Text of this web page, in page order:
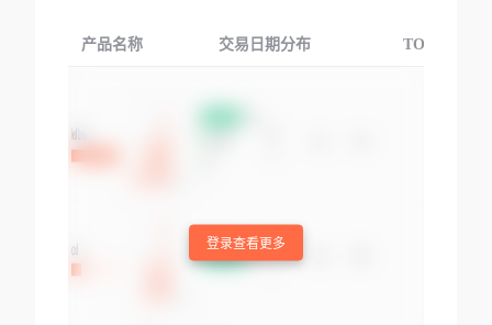
产品名称 交易日期分布 TOP3交易国
登录查看更多